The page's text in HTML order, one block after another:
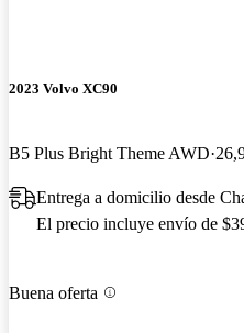
2023 Volvo XC90
B5 Plus Bright Theme AWD
Entrega a domicilio desde
El precio incluye envío de
Buena oferta